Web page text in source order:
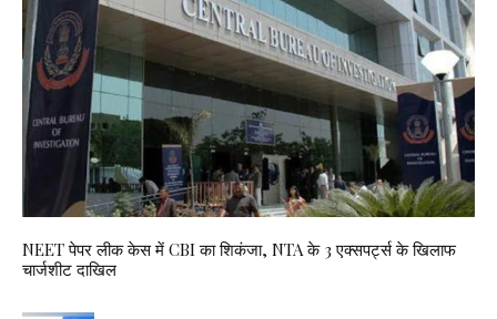
NEET पेपर लीक केस में CBI का शिकंजा, NTA के 3 एक्सपर्ट्स के खिलाफ
चार्जशीट दाखिल